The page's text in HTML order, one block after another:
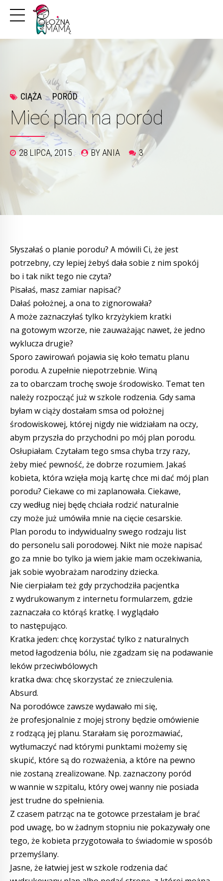
CIĄŻA PORÓD
Mieć plan na poród
28 LIPCA, 2015 BY ANIA 3
Słyszałaś o planie porodu? A mówili Ci, że jest
potrzebny, czy lepiej żebyś dała sobie z nim spokój
bo i tak nikt tego nie czyta?
Pisałaś, masz zamiar napisać?
Dałaś położnej, a ona to zignorowała?
A może zaznaczyłaś tylko krzyżykiem kratki
na gotowym wzorze, nie zauważając nawet, że jedno
wyklucza drugie?
Sporo zawirowań pojawia się koło tematu planu
porodu. A zupełnie niepotrzebnie. Winą
za to obarczam trochę swoje środowisko. Temat ten
należy rozpocząć już w szkole rodzenia. Gdy sama
byłam w ciąży dostałam smsa od położnej
środowiskowej, której nigdy nie widziałam na oczy,
abym przyszła do przychodni po mój plan porodu.
Osłupiałam. Czytałam tego smsa chyba trzy razy,
żeby mieć pewność, że dobrze rozumiem. Jakaś
kobieta, która wzięła moją kartę chce mi dać mój plan
porodu? Ciekawe co mi zaplanowała. Ciekawe,
czy według niej będę chciała rodzić naturalnie
czy może już umówiła mnie na cięcie cesarskie.
Plan porodu to indywidualny swego rodzaju list
do personelu sali porodowej. Nikt nie może napisać
go za mnie bo tylko ja wiem jakie mam oczekiwania,
jak sobie wyobrażam narodziny dziecka.
Nie cierpiałam też gdy przychodziła pacjentka
z wydrukowanym z internetu formularzem, gdzie
zaznaczała co którąś kratkę. I wyglądało
to następująco.
Kratka jeden: chcę korzystać tylko z naturalnych
metod łagodzenia bólu, nie zgadzam się na podawanie
leków przeciwbólowych
kratka dwa: chcę skorzystać ze znieczulenia.
Absurd.
Na porodówce zawsze wydawało mi się,
że profesjonalnie z mojej strony będzie omówienie
z rodzącą jej planu. Starałam się porozmawiać,
wytłumaczyć nad którymi punktami możemy się
skupić, które są do rozważenia, a które na pewno
nie zostaną zrealizowane. Np. zaznaczony poród
w wannie w szpitalu, który owej wanny nie posiada
jest trudne do spełnienia.
Z czasem patrząc na te gotowce przestałam je brać
pod uwagę, bo w żadnym stopniu nie pokazywały one
tego, że kobieta przygotowała to świadomie w sposób
przemyślany.
Jasne, że łatwiej jest w szkole rodzenia dać